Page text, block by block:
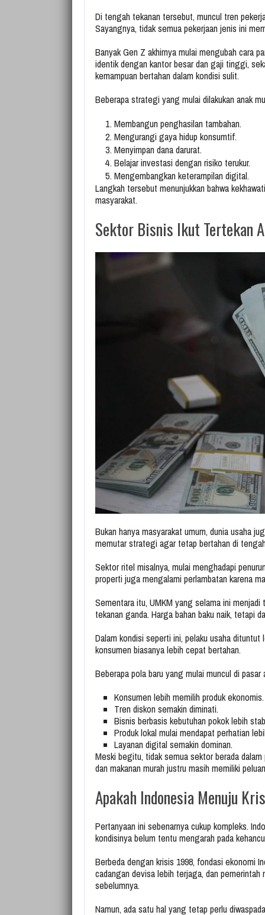
Di tengah tekanan tersebut, muncul tren
Sayangnya, tidak semua pekerjaan jenis ini
Banyak Gen Z akhirnya mulai mengubah cara
identik dengan kantor besar dan gaji tinggi,
kemampuan bertahan dalam kondisi sulit.
Beberapa strategi yang mulai dilakukan anak
Membangun penghasilan tambahan.
Mengurangi gaya hidup konsumtif.
Menyimpan dana darurat.
Belajar investasi dengan risiko terukur.
Mengembangkan keterampilan digital.
Langkah tersebut menunjukkan bahwa
masyarakat.
Sektor Bisnis Ikut Tertekan
Bukan hanya masyarakat umum, dunia usaha
memutar strategi agar tetap bertahan di
Sektor ritel misalnya, mulai menghadapi
properti juga mengalami perlambatan karena
Sementara itu, UMKM yang selama ini
tekanan ganda. Harga bahan baku naik, tetapi
Dalam kondisi seperti ini, pelaku usaha
konsumen biasanya lebih cepat bertahan.
Beberapa pola baru yang mulai muncul di pasar
Konsumen lebih memilih produk ekonomis.
Tren diskon semakin diminati.
Bisnis berbasis kebutuhan pokok lebih
Produk lokal mulai mendapat perhatian
Layanan digital semakin dominan.
Meski begitu, tidak semua sektor berada
dan makanan murah justru masih memiliki
Apakah Indonesia Menuju
Pertanyaan ini sebenarnya cukup kompleks.
kondisinya belum tentu mengarah pada
Berbeda dengan krisis 1998, fondasi ekonomi
cadangan devisa lebih terjaga, dan
sebelumnya.
Namun, ada satu hal yang tetap perlu